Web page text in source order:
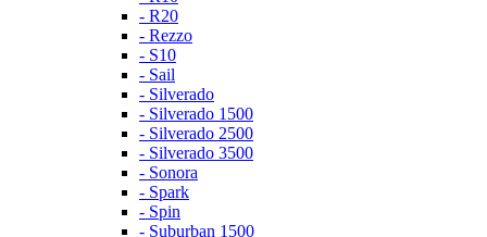
- R20
- Rezzo
- S10
- Sail
- Silverado
- Silverado 1500
- Silverado 2500
- Silverado 3500
- Sonora
- Spark
- Spin
- Suburban 1500